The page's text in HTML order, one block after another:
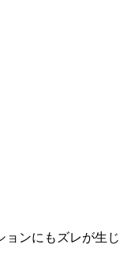
ンにもズレが生じ